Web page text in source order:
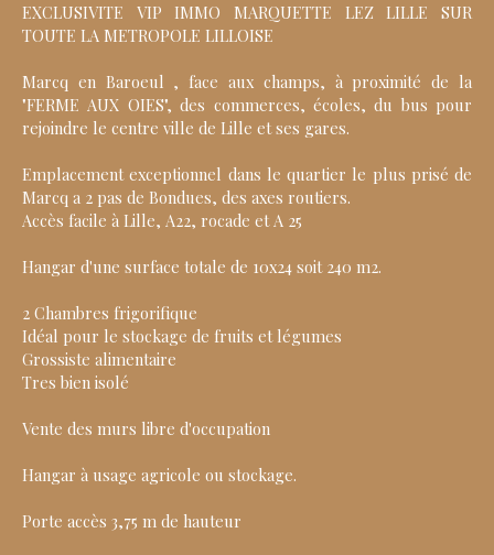
EXCLUSIVITE VIP IMMO MARQUETTE LEZ LILLE SUR
TOUTE LA METROPOLE LILLOISE
Marcq en Baroeul , face aux champs, à proximité de la
"FERME AUX OIES", des commerces, écoles, du bus pour
rejoindre le centre ville de Lille et ses gares.
Emplacement exceptionnel dans le quartier le plus prisé de
Marcq a 2 pas de Bondues, des axes routiers.
Accès facile à Lille, A22, rocade et A 25
Hangar d'une surface totale de 10x24 soit 240 m2.
2 Chambres frigorifique
Idéal pour le stockage de fruits et légumes
Grossiste alimentaire
Tres bien isolé
Vente des murs libre d'occupation
Hangar à usage agricole ou stockage.
Porte accès 3,75 m de hauteur